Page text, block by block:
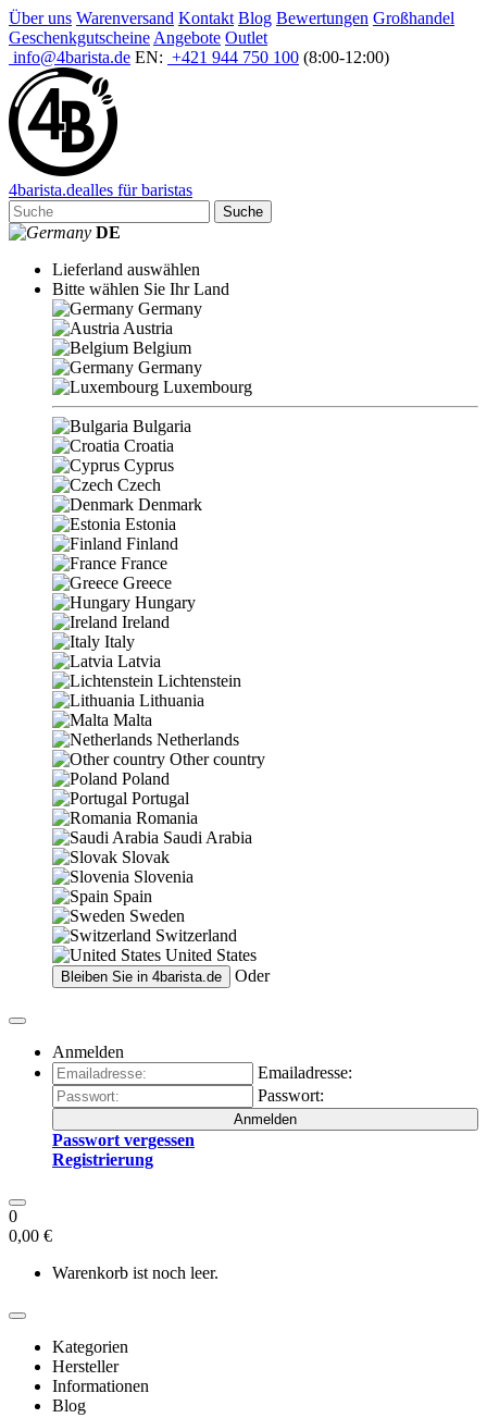
Über uns Warenversand Kontakt Blog Bewertungen Großhandel
Geschenkgutscheine Angebote Outlet
info@4barista.de EN: +421 944 750 100 (8:00-12:00)
4barista.dealles für baristas
Suche
DE
Lieferland auswählen
Bitte wählen Sie Ihr Land
Germany
Austria
Belgium
Germany
Luxembourg
Bulgaria
Croatia
Cyprus
Czech
Denmark
Estonia
Finland
France
Greece
Hungary
Ireland
Italy
Latvia
Lichtenstein
Lithuania
Malta
Netherlands
Other country
Poland
Portugal
Romania
Saudi Arabia
Slovak
Slovenia
Spain
Sweden
Switzerland
United States
Bleiben Sie in 4barista.de Oder
Anmelden
Emailadresse:
Passwort:
Anmelden
Passwort vergessen
Registrierung
0
0,00 €
Warenkorb ist noch leer.
Kategorien
Hersteller
Informationen
Blog